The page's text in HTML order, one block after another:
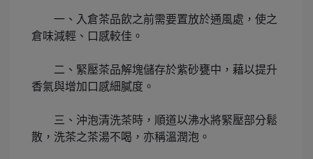
一、入倉茶品飲之前需要置放於通風處，使之
倉味減輕、口感較佳。
二、緊壓茶品解塊儲存於紫砂甕中，藉以提升
香氣與增加口感細膩度。
三、沖泡清洗茶時，順道以沸水將緊壓部分鬆
散，洗茶之茶湯不喝，亦稱溫潤泡。